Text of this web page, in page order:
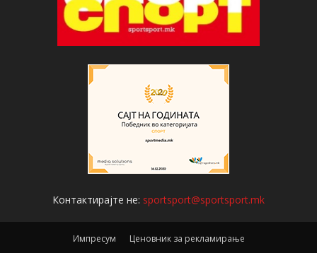
Контактирајте не: sportsport@sportsport.mk
Импресум Ценовник за рекламирање